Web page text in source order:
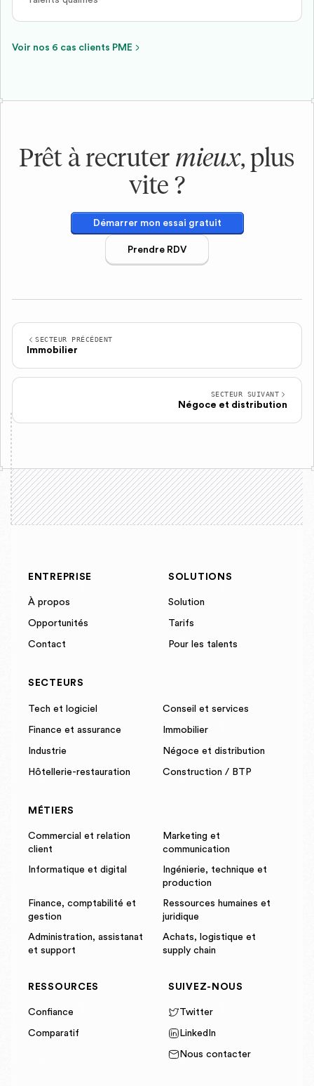
Voir nos 6 cas clients PME
Prêt à recruter mieux, plus
vite ?
Démarrer mon essai gratuit
Prendre RDV
SECTEUR PRÉCÉDENT
Immobilier
SECTEUR SUIVANT
Négoce et distribution
ENTREPRISE
À propos
Opportunités
Contact
SOLUTIONS
Solution
Tarifs
Pour les talents
SECTEURS
Tech et logiciel Conseil et services
Finance et assurance Immobilier
Industrie Négoce et distribution
Hôtellerie-restauration Construction / BTP
MÉTIERS
Commercial et relation
client
Marketing et
communication
Informatique et digital
Ingénierie, technique et
production
Finance, comptabilité et
gestion
Ressources humaines et
juridique
Administration, assistanat
et support
Achats, logistique et
supply chain
RESSOURCES
Confiance
Comparatif
SUIVEZ-NOUS
Twitter
LinkedIn
Nous contacter